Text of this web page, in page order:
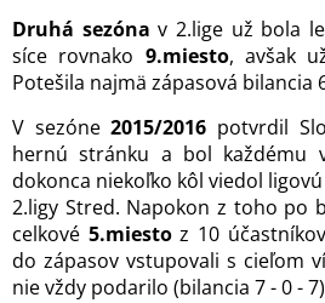
Druhá sezóna v 2.lige už bola
síce rovnako 9.miesto, avšak
Potešila najmä zápasová bilancia
V sezóne2015/2016 potvrdil
hernú stránku a bol každému
dokonca niekoľko kôl viedol
2.ligy Stred. Napokon z toho po
celkové 5.miestoz 10
do zápasov vstupovali s cieľom
nie vždy podarilo (bilancia 7 - 0 -